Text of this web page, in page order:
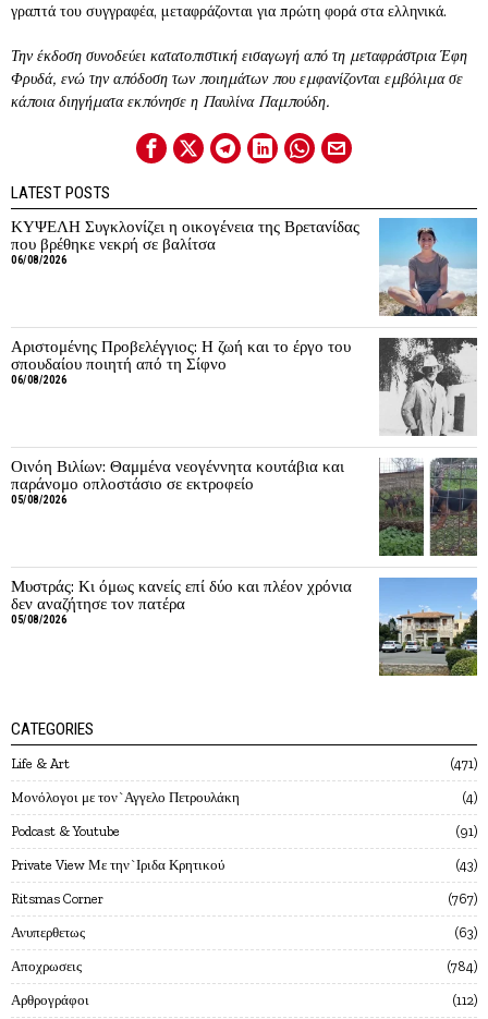
γραπτά του συγγραφέα, μεταφράζονται για πρώτη φορά στα ελληνικά.
Την έκδοση συνοδεύει κατατοπιστική εισαγωγή από τη μεταφράστρια Έφη
Φρυδά, ενώ την απόδοση των ποιημάτων που εμφανίζονται εμβόλιμα σε
κάποια διηγήματα εκπόνησε η Παυλίνα Παμπούδη.
LATEST POSTS
ΚΥΨΕΛΗ Συγκλονίζει η οικογένεια της Βρετανίδας
που βρέθηκε νεκρή σε βαλίτσα
06/08/2026
Αριστομένης Προβελέγγιος: Η ζωή και το έργο του
σπουδαίου ποιητή από τη Σίφνο
06/08/2026
Οινόη Βιλίων: Θαμμένα νεογέννητα κουτάβια και
παράνομο οπλοστάσιο σε εκτροφείο
05/08/2026
Μυστράς: Κι όμως κανείς επί δύο και πλέον χρόνια
δεν αναζήτησε τον πατέρα
05/08/2026
CATEGORIES
Life & Art 471
Mονόλογοι με τον`Αγγελο Πετρουλάκη 4
Podcast & Youtube 91
Private View Με την`Ιριδα Κρητικού 43
Ritsmas Corner 767
Ανυπερθετως 63
Αποχρωσεις 784
Αρθρογράφοι 112